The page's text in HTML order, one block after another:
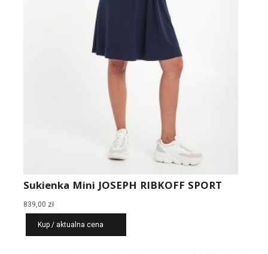
Sukienka Mini JOSEPH RIBKOFF SPORT
839,00 zł
Kup / aktualna cena